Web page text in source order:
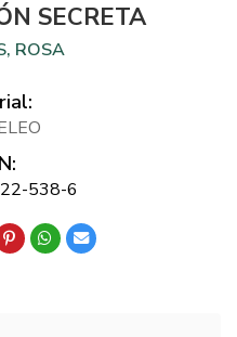
SECRETA
ROSA
538-6